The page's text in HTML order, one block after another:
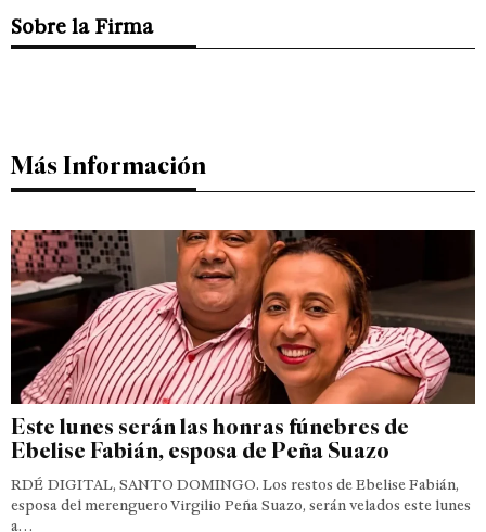
Sobre la Firma
Más Información
Este lunes serán las honras fúnebres de
Ebelise Fabián, esposa de Peña Suazo
RDÉ DIGITAL, SANTO DOMINGO. Los restos de Ebelise Fabián,
esposa del merenguero Virgilio Peña Suazo, serán velados este lunes
a…